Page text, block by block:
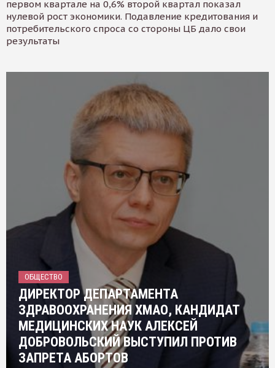
первом квартале на 0,6% второй квартал показал
нулевой рост экономики. Подавление кредитования и
потребительского спроса со стороны ЦБ дало свои
результаты
ОБЩЕСТВО
ДИРЕКТОР ДЕПАРТАМЕНТА
ЗДРАВООХРАНЕНИЯ ХМАО, КАНДИДАТ
МЕДИЦИНСКИХ НАУК АЛЕКСЕЙ
ДОБРОВОЛЬСКИЙ ВЫСТУПИЛ ПРОТИВ
ЗАПРЕТА АБОРТОВ